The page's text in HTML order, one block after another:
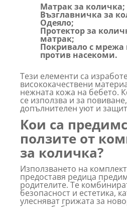
Матрак за количка;
Възглавничка за
Одеяло;
Протектор за
матрак;
Покривало с
против насекоми.
Тези елементи са
висококачествени
нежната кожа на бебето.
се използва и за
допълнителен уют и
Кои са
ползите от
за количка?
Използването на
предоставя редица
родителите. Те
безопасност и естетика,
улесняват грижата за